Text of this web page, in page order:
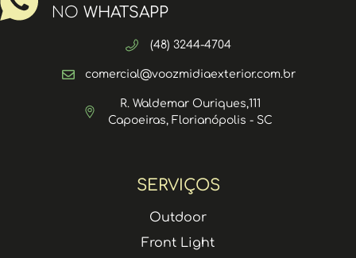
SERVIÇOS
Outdoor
Front Light
NO WHATSAPP
(48) 3244-4704
comercial@voozmidiaexterior.com.br
R. Waldemar Ouriques,111
Capoeiras, Florianópolis - SC